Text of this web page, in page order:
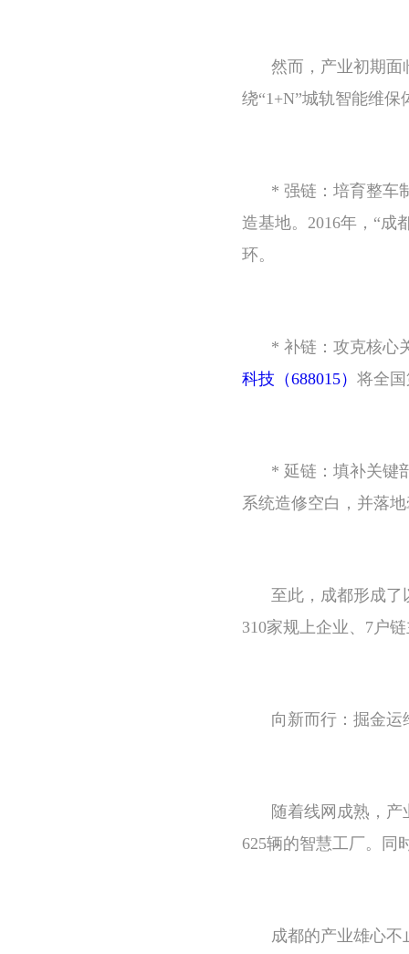
然而，产业初期面
绕“1+N”城轨智能维保
* 强链：培育整车
造基地。2016年，“成
环。
* 补链：攻克核心
科技（688015） 将全
* 延链：填补关键
系统造修空白，并落
至此，成都形成了
310家规上企业、7户
向新而行：掘金
随着线网成熟，
625辆的智慧工厂。同
成都的产业雄心不